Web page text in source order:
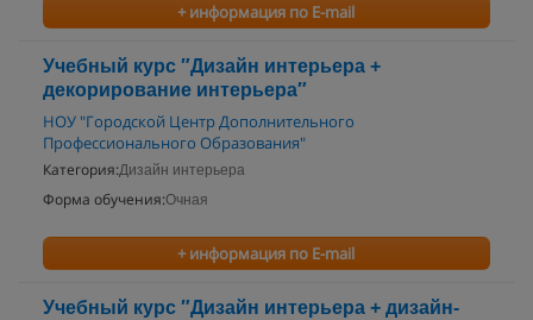
+ информация по E-mail
Учебный курс ″Дизайн интерьера +
декорирование интерьера″
НОУ "Городской Центр Дополнительного
Профессионального Образования"
Категория:Дизайн интерьера
Форма обучения:Очная
+ информация по E-mail
Учебный курс ″Дизайн интерьера + дизайн-